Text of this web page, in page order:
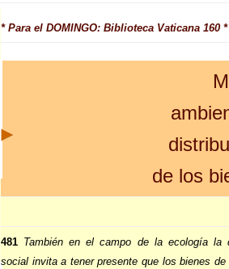
* Para el DOMINGO: Biblioteca Vaticana 160 *
de los
481 También en el campo de la ecología la
social invita a tener presente que los bienes de